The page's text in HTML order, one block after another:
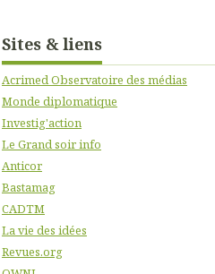
Sites & liens
Acrimed Observatoire des médias
Monde diplomatique
Investig'action
Le Grand soir info
Anticor
Bastamag
CADTM
La vie des idées
Revues.org